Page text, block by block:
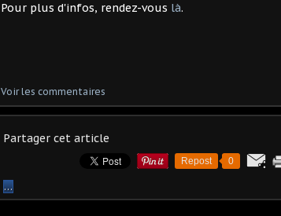
Pour plus d'infos, rendez-vous là.
Voir les commentaires
Partager cet article
Repost 0
…